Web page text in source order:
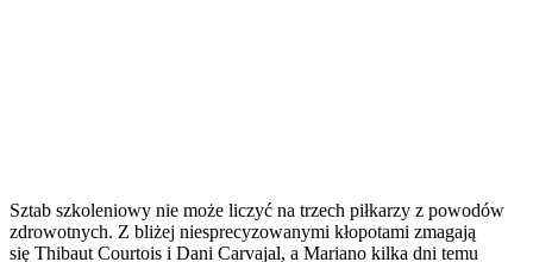
Sztab szkoleniowy nie może liczyć na trzech piłkarzy z powodów
zdrowotnych. Z bliżej niesprecyzowanymi kłopotami zmagają
się Thibaut Courtois i Dani Carvajal, a Mariano kilka dni temu